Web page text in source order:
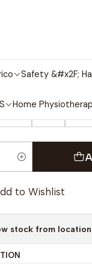
Safety &#x2F;
Home
de
to Wishlist
stock from